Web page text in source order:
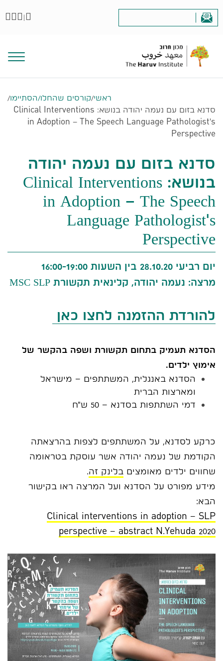
|
ראשי/קורסים שהחלו/הסתיימו/
סדנא בזום עם נעמה יהודה בנושא: Clinical Interventions
in Adoption – The Speech Language Pathologist's
Perspective
סדנא בזום עם נעמה יהודה
בנושא: Clinical Interventions
in Adoption – The Speech
Language Pathologist's
Perspective
יום רביעי 28.10.20 בין השעות 16:00-19:00
מרצה: נעמה יהודה, קלינאית תקשורת MSC SLP
להורדת ההזמנה לחצו כאן
הסדנא תעמיק בתחום תקשורת ושפה בהקשר של
אימוץ ילדים.
הסדנא באנגלית, המשתתפים – מישראל
ומארצות הברית
דמי השתתפות בסדנא – 50 ש"ח
כרקע לסדנא, על המשתתפים לצפות בהרצאתה
הקודמת של נעמה יהודה אשר עוסקת בטראומה
שחווים ילדים מאומצים בלינק זה.
מידע מפורט על הסדנא ועל המרצה ראו בקישור
הבא:
Clinical interventions in adoption – SLP
perspective – abstract N.Yehuda 2020